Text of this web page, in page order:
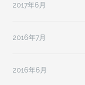
2017年6月
2016年7月
2016年6月